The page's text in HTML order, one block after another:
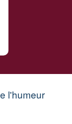
l'humeur